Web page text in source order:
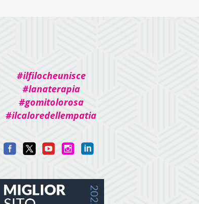
#ilfilocheunisce
#lanaterapia
#gomitolorosa
#ilcaloredellempatia